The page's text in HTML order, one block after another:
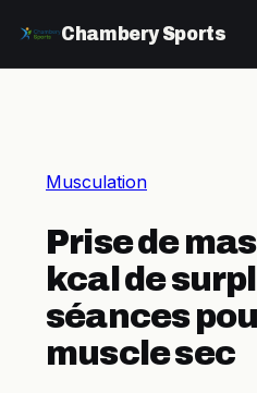
Chambery Sports
Musculation
Prise de
kcal de
séances
muscle sec